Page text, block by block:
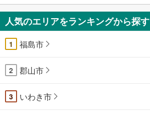
人気のエリアをランキングから探す
1 福島市
2 郡山市
3 いわき市